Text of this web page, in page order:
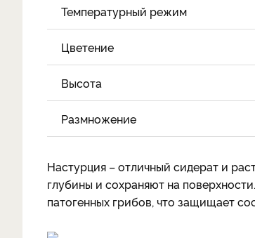
Температурный режим
Цветение
Высота
Размножение
Настурция – отличный сидерат и
глубины и сохраняют на
патогенных грибов, что защищает